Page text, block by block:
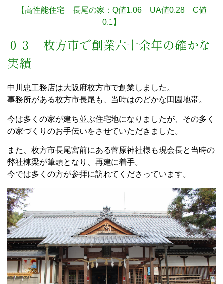
【高性能住宅 長尾の家：Q値1.06 UA値0.28 C値
0.1】
０３ 枚方市で創業六十余年の確かな
実績
中川忠工務店は大阪府枚方市で創業しました。
事務所がある枚方市長尾も、当時はのどかな田園地帯。
今は多くの家が建ち並ぶ住宅地になりましたが、その多く
の家づくりのお手伝いをさせていただきました。
また、枚方市長尾宮前にある菅原神社様も現会長と当時の
弊社棟梁が筆頭となり、再建に着手。
今では多くの方が参拝に訪れてくださっています。